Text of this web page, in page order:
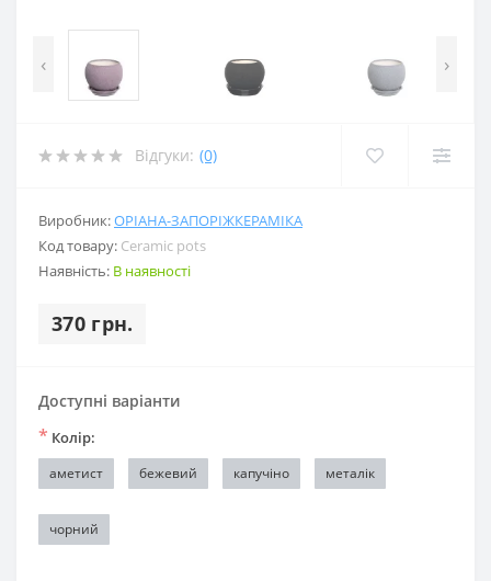
‹ ›
Відгуки: (0)
Виробник:ОРІАНА-ЗАПОРІЖКЕРАМІКА
Код товару: Ceramic pots
Наявність: В наявності
370 грн.
Доступні варіанти
* Колір:
аметист бежевий капучіно металік
чорний